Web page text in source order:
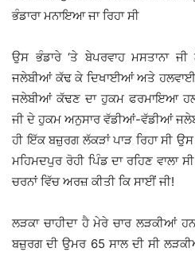
ਭੰਡਾਰਾ ਮਨਾਇਆ ਜਾ ਰਿਹਾ ਸੀ
ਉਸ ਭੰਡਾਰੇ ‘ਤੇ ਬੇਪਰਵਾਹ ਮਸਤਾਨਾ
ਜਲੇਬੀਆਂ ਕੱਢ ਕੇ ਦਿਖਾਈਆਂ ਅਤੇ
ਜਲੇਬੀਆਂ ਕੱਢਣ ਦਾ ਹੁਕਮ ਫਰਮਾਇਆ
ਜੀ ਦੇ ਹੁਕਮ ਅਨੁਸਾਰ ਵੱਡੀਆਂ-ਵੱਡੀਆਂ
ਹੀ ਇੱਕ ਬਜ਼ੁਰਗ ਲੱਕੜਾਂ ਪਾੜ ਰਿਹਾ ਸੀ
ਮਹਿਮਦਪੁਰ ਰੋਹੀ ਪਿੰਡ ਦਾ ਰਹਿਣ ਵਾਲਾ
ਚਰਨਾਂ ਵਿੱਚ ਅਰਜ਼ ਕੀਤੀ ਕਿ ਸਾਈਂ ਜੀ!
ਲੜਕਾ ਚਾਹੀਦਾ ਹੈ ਮੇਰੇ ਚਾਰ ਲੜਕੀਆਂ
ਬਜ਼ੁਰਗ ਦੀ ਉਮਰ 65 ਸਾਲ ਦੀ ਸੀ